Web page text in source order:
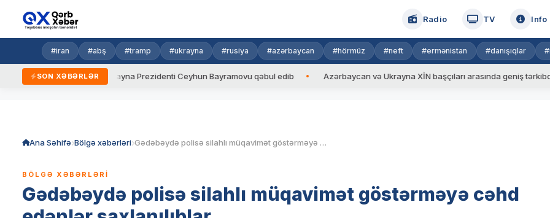
Radio TV Info
#iran #abş #tramp #ukrayna #rusiya #azərbaycan #hörmüz #neft #ermənistan #danışıqlar
SON XƏBƏRLƏR
qaydalar Ukrayna Prezidenti Ceyhun Bayramovu qəbul edib Azərbaycan və Ukrayna XİN başçıları arasında geniş tərkibdə
Ana Səhifə Bölgə xəbərləri Gədəbəydə polisə silahlı müqavimət göstərməyə cəhd edənlər saxlanılıblar
BÖLGƏ XƏBƏRLƏRI
Gədəbəydə polisə silahlı müqavimət göstərməyə cəhd